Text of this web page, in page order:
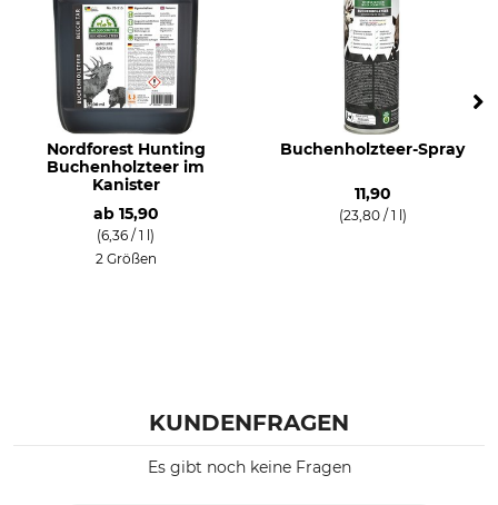
Nordforest Hunting
Buchenholzteer im
Kanister
ab 15,90
(6,36 / 1 l)
2 Größen
Buchenholzteer-Spray
11,90
(23,80 / 1 l)
KUNDENFRAGEN
Es gibt noch keine Fragen